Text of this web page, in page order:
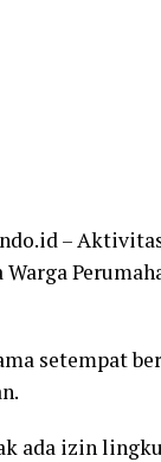
–
Warga
setempat
ada izin